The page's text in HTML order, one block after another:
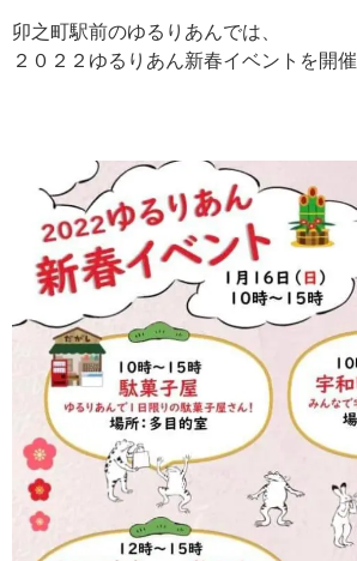
卯之町駅前のゆるりあんでは、
２０２２ゆるりあん新春イベントを開催